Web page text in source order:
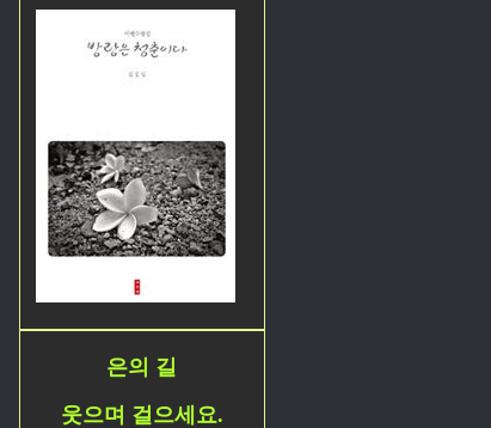
은의 길
웃으며 걸으세요.